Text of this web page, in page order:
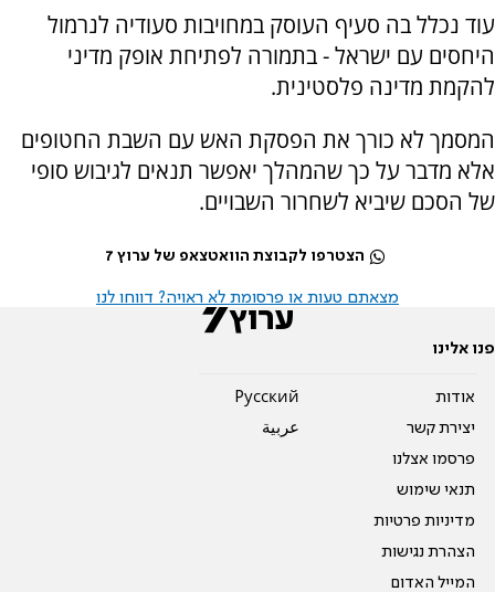
עוד נכלל בה סעיף העוסק במחויבות סעודיה לנרמול
היחסים עם ישראל - בתמורה לפתיחת אופק מדיני
להקמת מדינה פלסטינית.
המסמך לא כורך את הפסקת האש עם השבת החטופים
אלא מדבר על כך שהמהלך יאפשר תנאים לגיבוש סופי
של הסכם שיביא לשחרור השבויים.
הצטרפו לקבוצת הוואטצאפ של ערוץ 7
מצאתם טעות או פרסומת לא ראויה? דווחו לנו
פנו אלינו
אודות
יצירת קשר
פרסמו אצלנו
תנאי שימוש
מדיניות פרטיות
הצהרת נגישות
המייל האדום
Pусский
عربية